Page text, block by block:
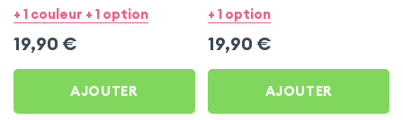
Blanc pour Oppo A15
+ 1 couleur + 1 option
19,90 €
AJOUTER
Blanc pour Oppo A15
+ 1 option
19,90 €
AJOUTER